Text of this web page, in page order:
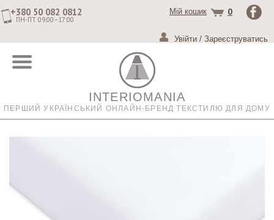
+380 50 082 0812
ПН-ПТ 09:00–17:00
Мій кошик 0
Увійти / Зареєструватись
INTERIOMANIA
ПЕРШИЙ УКРАЇНСЬКИЙ ОНЛАЙН-БРЕНД ТЕКСТИЛЮ ДЛЯ ДОМУ